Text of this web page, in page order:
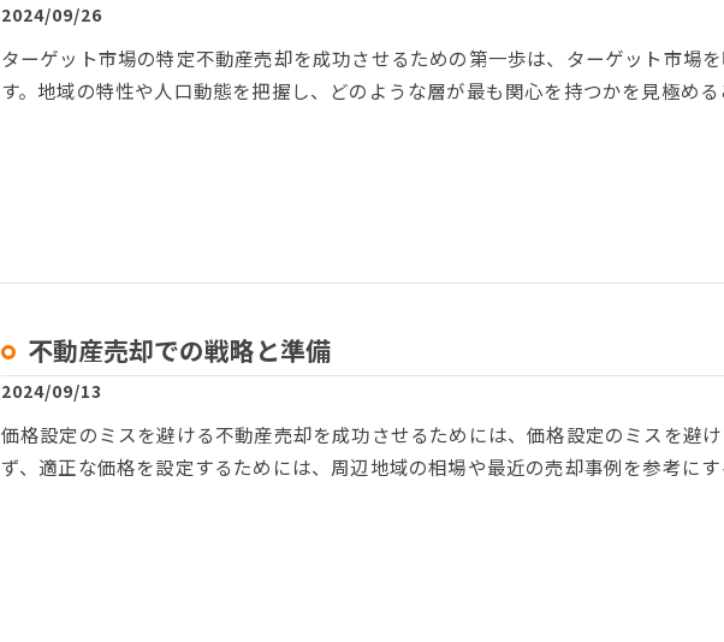
2024/09/26
ターゲット市場の特定不動産売却を成功させるための第一歩は、ターゲット市場
す。地域の特性や人口動態を把握し、どのような層が最も関心を持つかを見極め
不動産売却での戦略と準備
2024/09/13
価格設定のミスを避ける不動産売却を成功させるためには、価格設定のミスを避
ず、適正な価格を設定するためには、周辺地域の相場や最近の売却事例を参考に